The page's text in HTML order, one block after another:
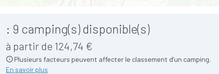
: 9 camping(s) disponible(s)
à partir de 124,74 €
Plusieurs facteurs peuvent affecter le classement d’un camping.
En savoir plus